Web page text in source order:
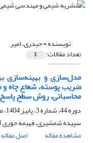
نویسنده =حیدری، امیر
تعداد مقالات: 3
مدل‌سازی و بهینه‌سازی
ضریب پوسته، شعاع چاه
محاسباتی، روش سطح پاسخ
دوره 44، شماره 3، پاییز 1404، صفحه
سپیده شمشیری، فهیمه حوری
مشاهده مقاله
اصل مقاله